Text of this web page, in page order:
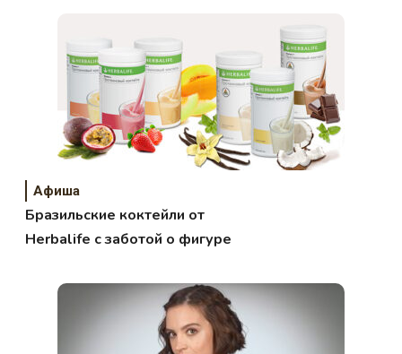
Афиша
Бразильские коктейли от
Herbalife с заботой о фигуре